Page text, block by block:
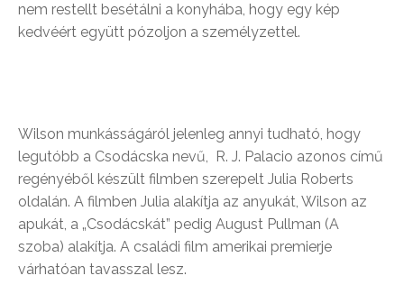
nem restellt besétálni a konyhába, hogy egy kép
kedvéért együtt pózoljon a személyzettel.
Wilson munkásságáról jelenleg annyi tudható, hogy
legutóbb a Csodácska nevű, R. J. Palacio azonos című
regényéből készült filmben szerepelt Julia Roberts
oldalán. A filmben Julia alakítja az anyukát, Wilson az
apukát, a „Csodácskát” pedig August Pullman (A
szoba) alakítja. A családi film amerikai premierje
várhatóan tavasszal lesz.